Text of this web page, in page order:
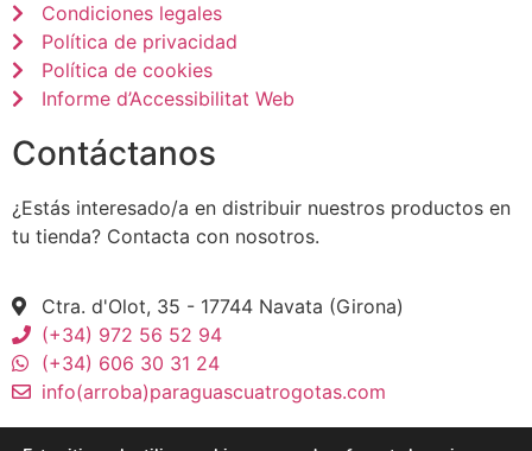
Condiciones legales
Política de privacidad
Política de cookies
Informe d’Accessibilitat Web
Contáctanos
¿Estás interesado/a en distribuir nuestros productos en
tu tienda? Contacta con nosotros.
Ctra. d'Olot, 35 - 17744 Navata (Girona)
(+34) 972 56 52 94
(+34) 606 30 31 24
info(arroba)paraguascuatrogotas.com